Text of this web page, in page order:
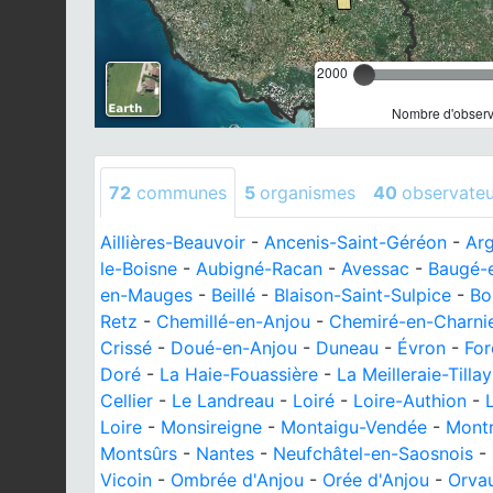
2000
Nombre
72 communes 5 organismes 40
Aillières-Beauvoir - Ancenis-Saint-Géréon -
le-Boisne - Aubigné-Racan - Avessac -
en-Mauges - Beillé - Blaison-Saint-Sulpice -
Retz - Chemillé-en-Anjou - Chemiré-en-
Crissé - Doué-en-Anjou - Duneau - Évron -
Doré - La Haie-Fouassière - La Meilleraie-Tillay
Cellier - Le Landreau - Loiré - Loire-Authion -
Loire - Monsireigne - Montaigu-Vendée -
Montsûrs - Nantes - Neufchâtel-en-Saosnois -
Vicoin - Ombrée d'Anjou - Orée d'Anjou -